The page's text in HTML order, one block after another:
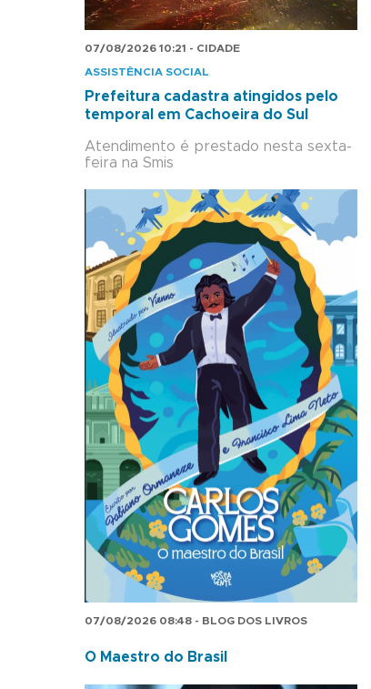
07/08/2026 10:21 - CIDADE
ASSISTÊNCIA SOCIAL
Prefeitura cadastra atingidos pelo
temporal em Cachoeira do Sul
Atendimento é prestado nesta sexta-
feira na Smis
07/08/2026 08:48 - BLOG DOS LIVROS
O Maestro do Brasil